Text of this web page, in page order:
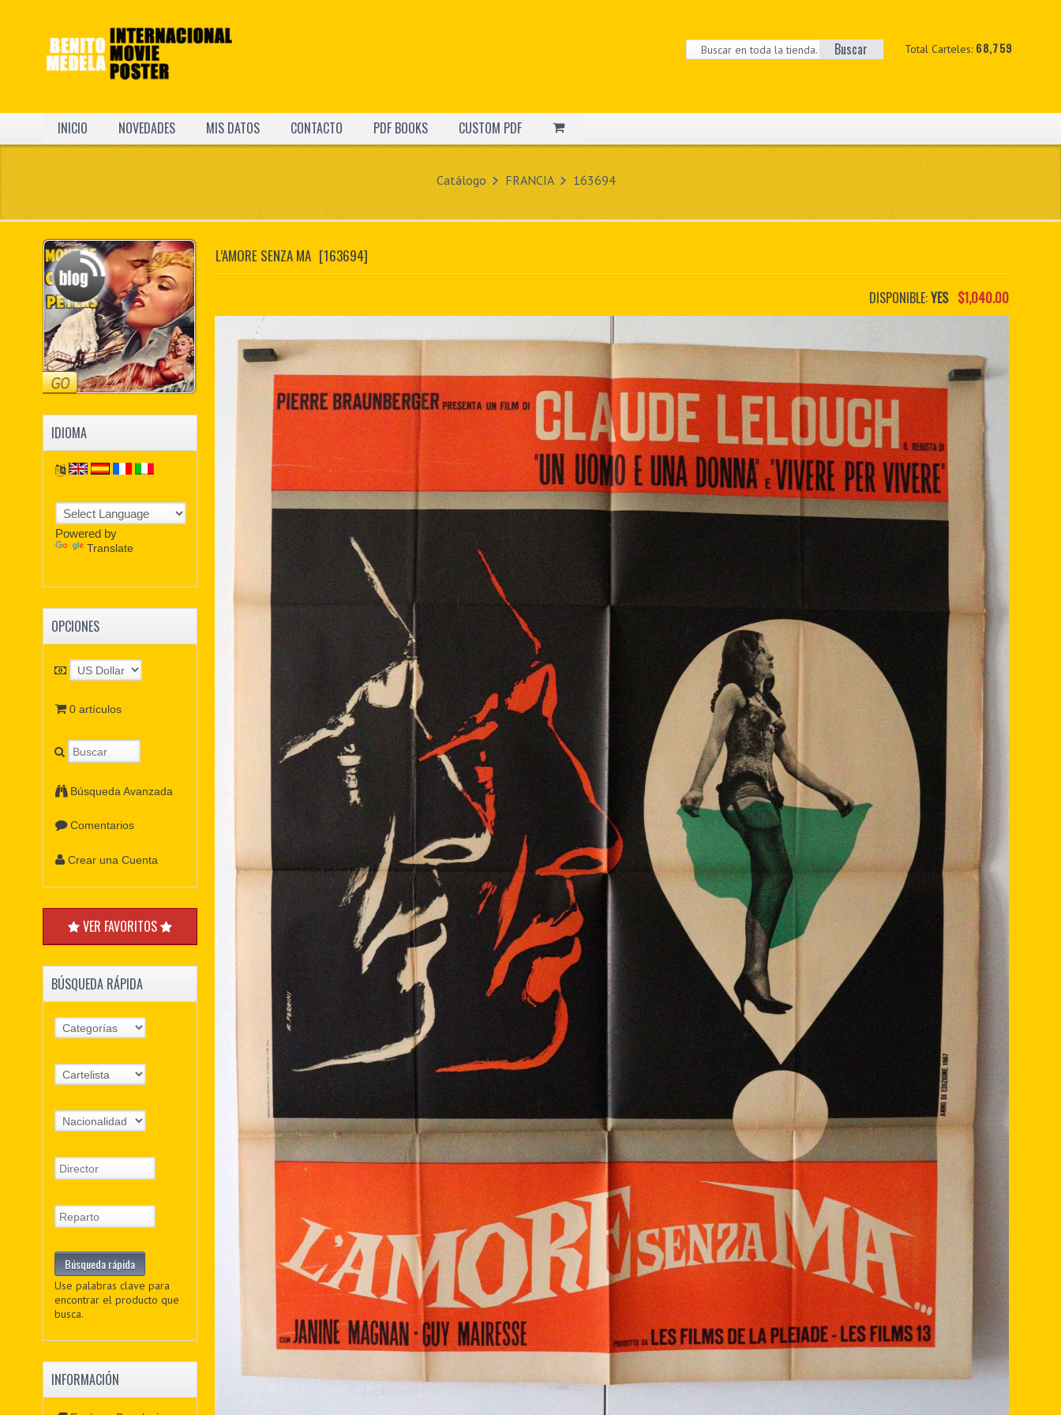
Total Carteles: 68,759
Buscar
INICIO NOVEDADES MIS DATOS CONTACTO PDF BOOKS CUSTOM PDF
Catálogo FRANCIA 163694
L’AMORE SENZA MA [163694]
DISPONIBLE:YES $1,040.00
IDIOMA
Powered by
Translate
OPCIONES
0 artículos
Búsqueda Avanzada
Comentarios
Crear una Cuenta
VER FAVORITOS
BÚSQUEDA RÁPIDA
Use palabras clave para
encontrar el producto que
busca.
INFORMACIÓN